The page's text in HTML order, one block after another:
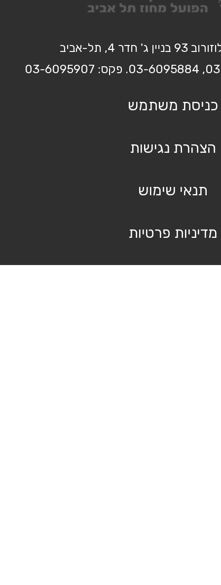
ג' חדר 4, תל-אביב
כניסת משתמש
הצהרת נגישות
תנאי שימוש
מדיניות פרטיות